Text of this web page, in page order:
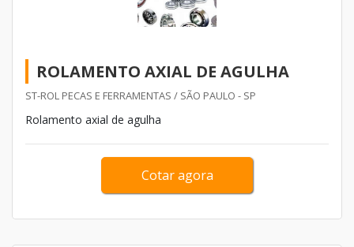
ROLAMENTO AXIAL DE AGULHA
ST-ROL PECAS E FERRAMENTAS / SÃO PAULO - SP
Rolamento axial de agulha
Cotar agora